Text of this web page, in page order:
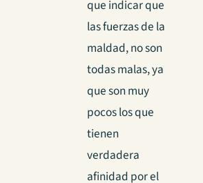
que indicar que
las fuerzas de la
maldad, no son
todas malas, ya
que son muy
pocos los que
tienen
verdadera
afinidad por el